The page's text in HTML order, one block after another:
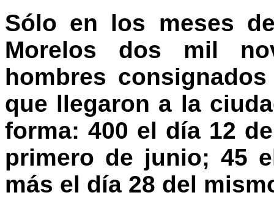
Sólo en los meses
Morelos dos mil
hombres
que llegaron a la
forma: 400 el día 12
primero de junio; 45
más el día 28 del